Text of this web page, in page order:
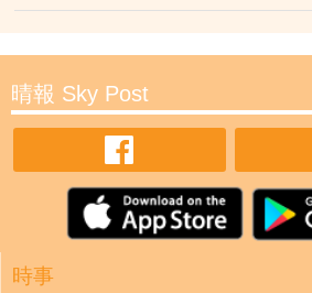
晴報 Sky Post
時事